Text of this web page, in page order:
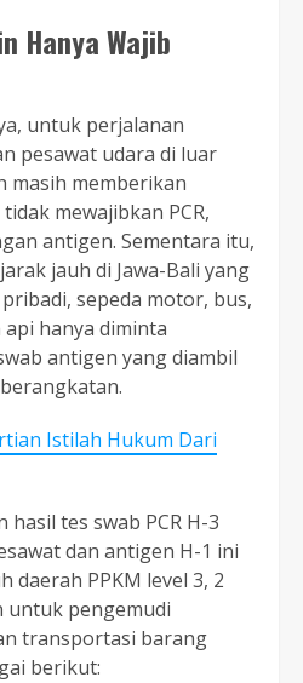
Hanya Wajib
untuk perjalanan
pesawat udara di luar
masih memberikan
mewajibkan PCR,
antigen. Sementara itu,
jauh di Jawa-Bali yang
sepeda motor, bus,
hanya diminta
antigen yang diambil
Istilah Hukum Dari
tes swab PCR H-3
dan antigen H-1 ini
daerah PPKM level 3, 2
untuk pengemudi
transportasi barang
berikut: